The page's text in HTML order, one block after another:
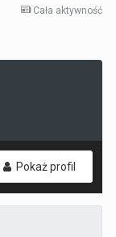
Cała aktywność
Pokaż profil